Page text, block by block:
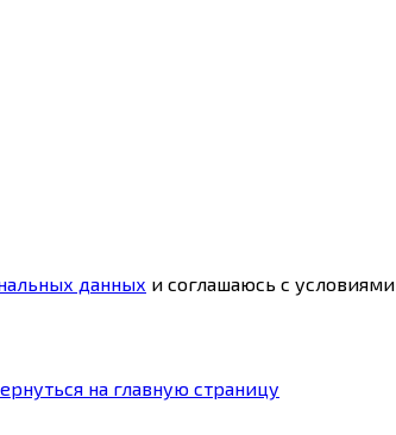
данных и соглашаюсь с условиями
на главную страницу